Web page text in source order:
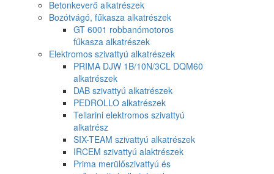
Betonkeverő alkatrészek
Bozótvágó, fűkasza alkatrészek
GT 6001 robbanómotoros
fűkasza alkatrészek
Elektromos szivattyú alkatrészek
PRIMA DJW 1B/10N/3CL DQM60
alkatrészek
DAB szivattyú alkatrészek
PEDROLLO alkatrészek
Tellarini elektromos szivattyú
alkatrész
SIX-TEAM szivattyú alkatrészek
IRCEM szivattyú alaktrészek
Prima merülőszivattyú és